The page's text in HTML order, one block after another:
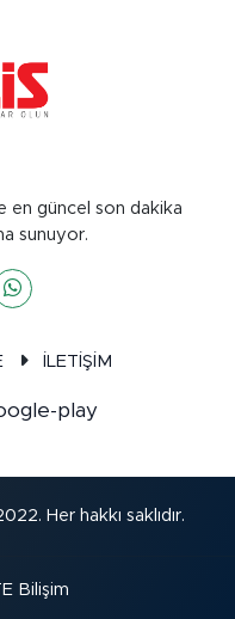
en güncel son dakika
sunuyor.
İLETİŞİM
Her hakkı saklıdır.
Bilişim